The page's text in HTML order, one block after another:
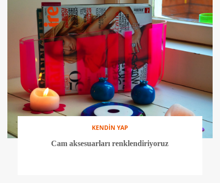
KENDİN YAP
Cam aksesuarları renklendiriyoruz